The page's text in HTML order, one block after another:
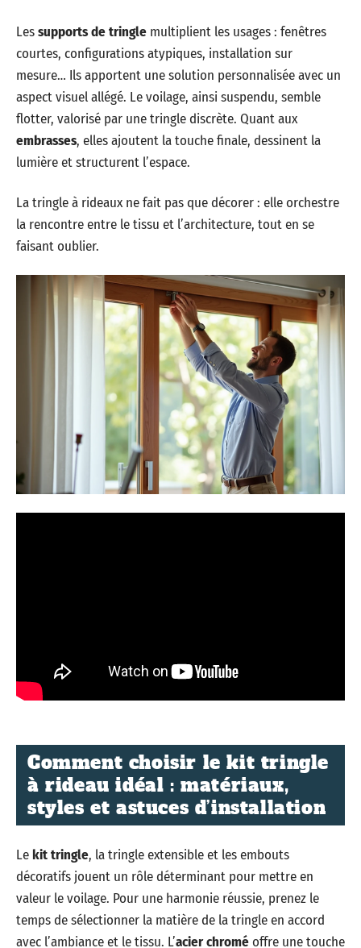
Lessupports de tringle multiplient les usages : fenêtres
courtes, configurations atypiques, installation sur
mesure… Ils apportent une solution personnalisée avec un
aspect visuel allégé. Le voilage, ainsi suspendu, semble
flotter, valorisé par une tringle discrète. Quant aux
embrasses, elles ajoutent la touche finale, dessinent la
lumière et structurent l’espace.
La tringle à rideaux ne fait pas que décorer : elle orchestre
la rencontre entre le tissu et l’architecture, tout en se
faisant oublier.
Comment choisir le kit tringle
à rideau idéal : matériaux,
styles et astuces d’installation
Lekit tringle, la tringle extensible et les embouts
décoratifs jouent un rôle déterminant pour mettre en
valeur le voilage. Pour une harmonie réussie, prenez le
temps de sélectionner la matière de la tringle en accord
avec l’ambiance et le tissu. L’acier chroméoffre une touche